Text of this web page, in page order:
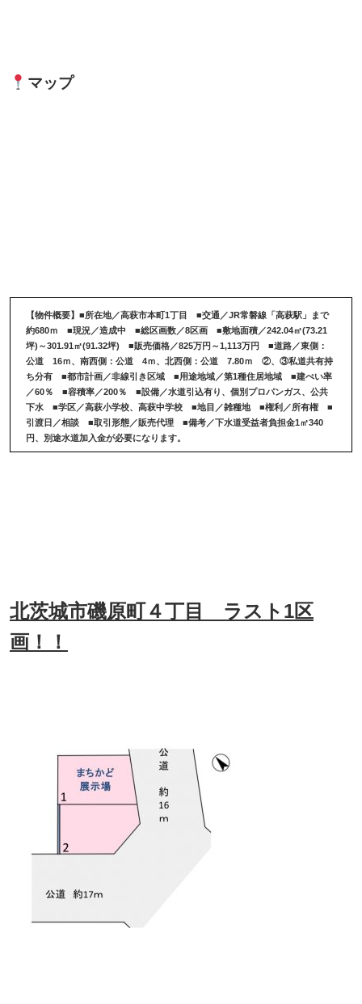
マップ
【物件概要】■所在地／高萩市本町1丁目 ■交通／JR常磐線「高萩駅」まで
約680ｍ ■現況／造成中 ■総区画数／8区画 ■敷地面積／242.04㎡(73.21
坪)～301.91㎡(91.32坪) ■販売価格／825万円～1,113万円 ■道路／東側：
公道 16ｍ、南西側：公道 4ｍ、北西側：公道 7.80ｍ ②、③私道共有持
ち分有 ■都市計画／非線引き区域 ■用途地域／第1種住居地域 ■建ぺい率
／60％ ■容積率／200％ ■設備／水道引込有り、個別プロパンガス、公共
下水 ■学区／高萩小学校、高萩中学校 ■地目／雑種地 ■権利／所有権 ■
引渡日／相談 ■取引形態／販売代理 ■備考／下水道受益者負担金1㎡340
円、別途水道加入金が必要になります。
北茨城市磯原町４丁目 ラスト1区
画！！